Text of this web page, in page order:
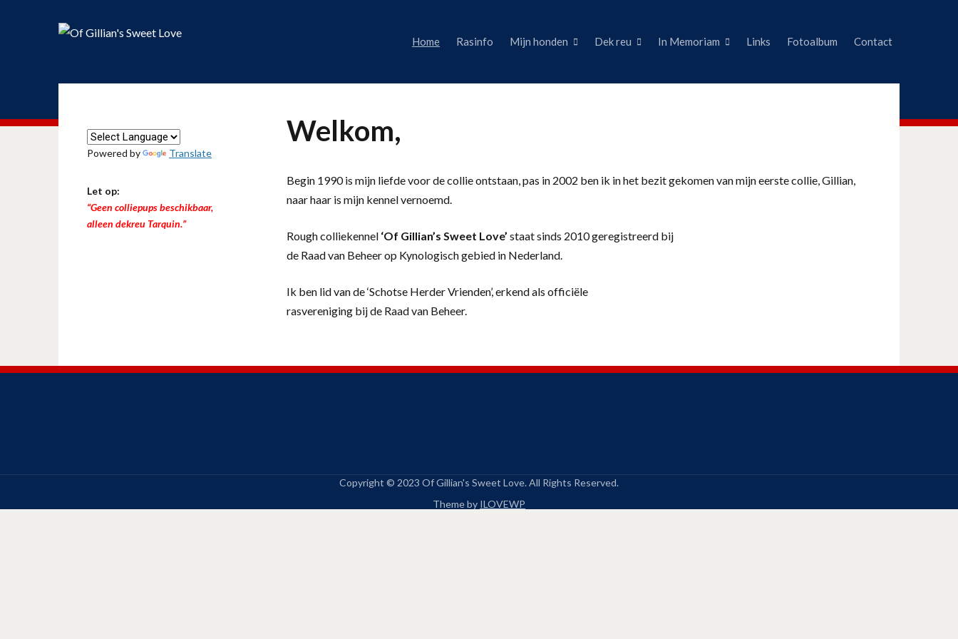
Home Rasinfo Mijn honden Dek reu In Memoriam Links Fotoalbum Contact
Welkom,
Begin 1990 is mijn liefde voor de collie ontstaan, pas in 2002 ben ik in het bezit gekomen van mijn eerste collie, Gillian,
naar haar is mijn kennel vernoemd.
Rough colliekennel ‘Of Gillian’s Sweet Love’ staat sinds 2010 geregistreerd bij
de Raad van Beheer op Kynologisch gebied in Nederland.
Ik ben lid van de ‘Schotse Herder Vrienden’, erkend als officiële
rasvereniging bij de Raad van Beheer.
Powered by Translate
Let op:
“Geen colliepups beschikbaar,
alleen dekreu Tarquin.”
Copyright © 2023 Of Gillian's Sweet Love. All Rights Reserved.
Theme by ILOVEWP